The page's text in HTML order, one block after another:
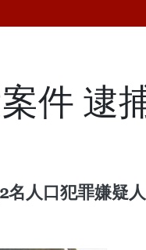
件 逮
名人口犯罪嫌疑